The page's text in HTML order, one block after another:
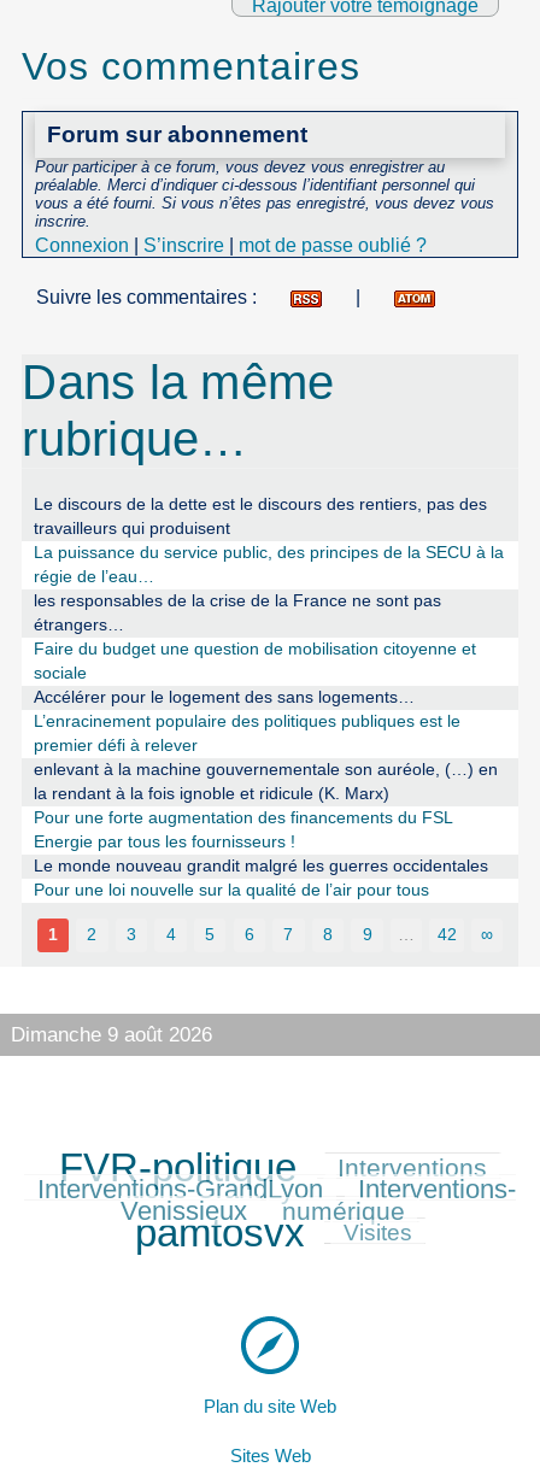
Rajouter votre témoignage
Vos commentaires
Forum sur abonnement
Pour participer à ce forum, vous devez vous enregistrer au
préalable. Merci d’indiquer ci-dessous l’identifiant personnel qui
vous a été fourni. Si vous n’êtes pas enregistré, vous devez vous
inscrire.
Connexion S’inscrire mot de passe oublié ?
Suivre les commentaires :
Dans la même
rubrique…
Le discours de la dette est le discours des rentiers, pas des
travailleurs qui produisent
La puissance du service public, des principes de la SECU à la
régie de l’eau…
les responsables de la crise de la France ne sont pas
étrangers…
Faire du budget une question de mobilisation citoyenne et
sociale
Accélérer pour le logement des sans logements…
L’enracinement populaire des politiques publiques est le
premier défi à relever
enlevant à la machine gouvernementale son auréole, (…) en
la rendant à la fois ignoble et ridicule (K. Marx)
Pour une forte augmentation des financements du FSL
Energie par tous les fournisseurs !
Le monde nouveau grandit malgré les guerres occidentales
Pour une loi nouvelle sur la qualité de l’air pour tous
1 2 3 4 5 6 7 8 9 42 ∞
Dimanche 9 août 2026
684/684
FVR-politique
293/684 Interventions
321/684
Interventions-GrandLyon
315/684 Interventions-
Venissieux numérique
pamtosvx Visites
Plan du site Web
Sites Web